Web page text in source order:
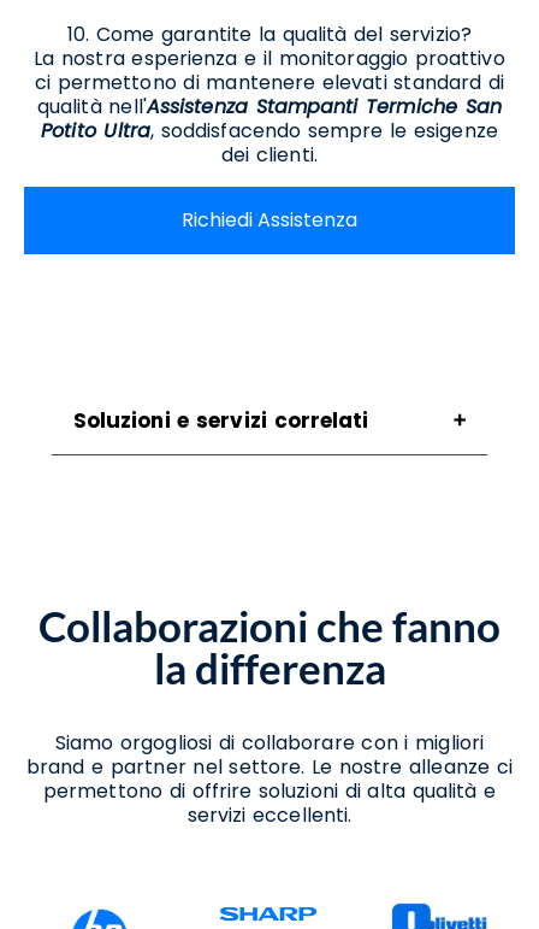
10. Come garantite la qualità del servizio?
La nostra esperienza e il monitoraggio proattivo
ci permettono di mantenere elevati standard di
qualità nell'Assistenza Stampanti Termiche San
Potito Ultra, soddisfacendo sempre le esigenze
dei clienti.
Richiedi Assistenza
Soluzioni e servizi correlati
Vendita Stampanti San Potito Ultra
Vendita Stampanti Termiche San Potito
Collaborazioni che fanno
la differenza
Siamo orgogliosi di collaborare con i migliori
brand e partner nel settore. Le nostre alleanze ci
permettono di offrire soluzioni di alta qualità e
servizi eccellenti.